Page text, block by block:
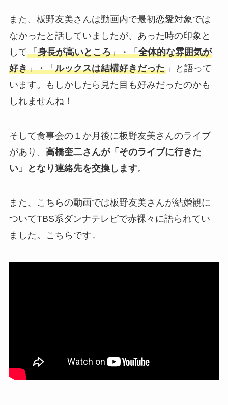
また、板野友美さんは動画内で最初恋愛対象では
なかったと話していましたが、あった時の印象と
して「身長が高いところ」・「全体的な雰囲気が
好き」・「ルックスは結構好きだった」と語って
います。もしかしたら見た目も好みだったのかも
しれませんね！
そして食事会の１か月後に板野友美さんのライブ
があり、 高橋奎二さんが「そのライブに行きた
い」となり連絡先を交換します。
また、こちらの動画では板野友美さんが結婚観に
ついてTBS系ダンナテレビで赤裸々に語られてい
ました。こちらです↓